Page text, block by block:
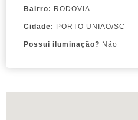
Bairro: RODOVIA
Cidade: PORTO UNIAO/SC
Possui iluminação? Não